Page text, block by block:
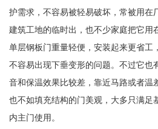
护需求，不容易被轻易破坏，常被用在
建筑工地的临时出，也不少家庭把它用
单层钢板门重量轻便，安装起来更省工
不容易出现下垂变形的问题。不过它也
音和保温效果比较差，靠近马路或者温
也不如填充结构的门美观，大多只满足
内主门使用。